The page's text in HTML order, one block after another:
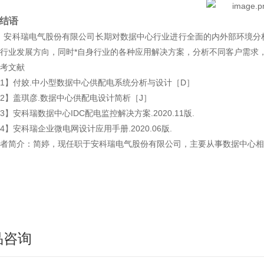
语
安科瑞电气股份有限公司长期对数据中心行业进行全面的内外部环境
业发展方向，同时*自身行业的各种应用解决方案，分析不同客户需求
文献
】付姣.中小型数据中心供配电系统分析与设计［D］
】盖琪彦.数据中心供配电设计简析［J］
】安科瑞数据中心IDC配电监控解决方案.2020.11版.
】安科瑞企业微电网设计应用手册.2020.06版.
简介： 简婷，现任职于安科瑞电气股份有限公司，主要从事数据中心
询